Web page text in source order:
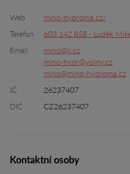
Web
mino-hydroma.cz/
Telefon
603 142 858 - Luděk
Email
mino@ji.cz
mino-hydr@volny.cz
mino@mino-hydroma.cz
IČ
26237407
DIČ
CZ26237407
Kontaktní osoby